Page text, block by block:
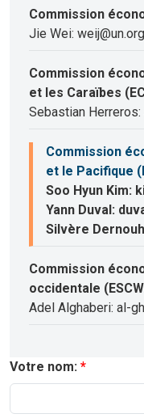
Commission
Jie Wei: weij@un.org
Commission
et les Caraïbes
Sebastian
Commission
et le Pacifique
Soo Hyun Kim:
Yann Duval:
Silvère
Commission
occidentale
Adel Alghaberi: al-
Votre nom: